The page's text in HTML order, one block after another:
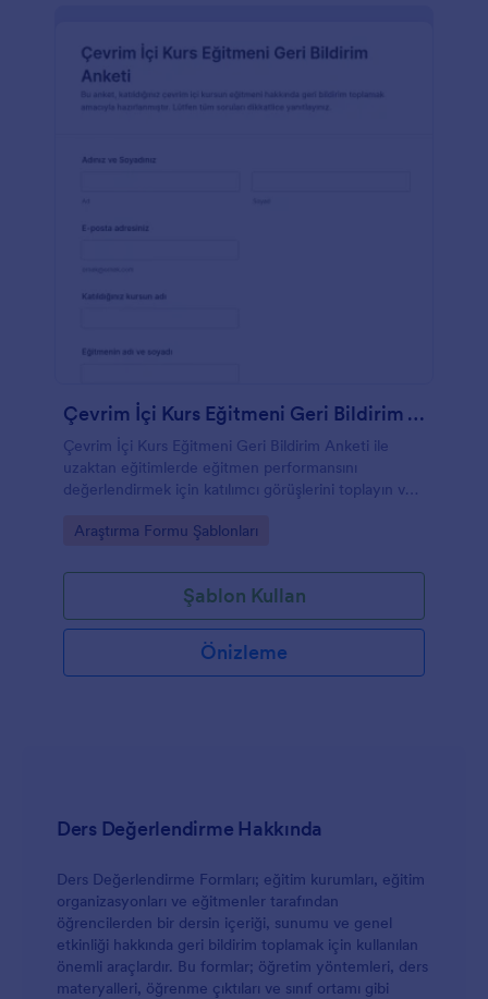
Çevrim İçi Kurs Eğitmeni Geri Bildirim Anketi
Çevrim İçi Kurs Eğitmeni Geri Bildirim Anketi ile
uzaktan eğitimlerde eğitmen performansını
değerlendirmek için katılımcı görüşlerini toplayın ve
Go to Category:
Araştırma Formu Şablonları
Şablon Kullan
Önizleme
Ders Değerlendirme Hakkında
Ders Değerlendirme Formları; eğitim kurumları, eğitim
organizasyonları ve eğitmenler tarafından
öğrencilerden bir dersin içeriği, sunumu ve genel
etkinliği hakkında geri bildirim toplamak için kullanılan
önemli araçlardır. Bu formlar; öğretim yöntemleri, ders
materyalleri, öğrenme çıktıları ve sınıf ortamı gibi